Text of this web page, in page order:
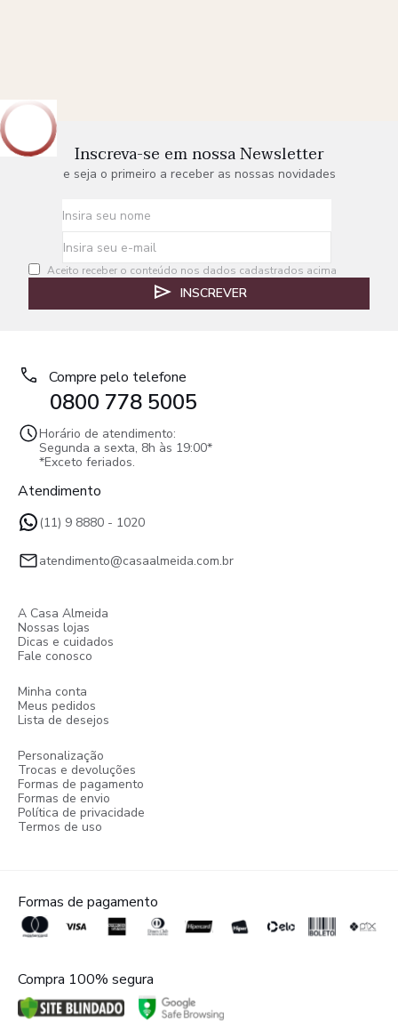
Inscreva-se em nossa Newsletter
e seja o primeiro a receber as nossas novidades
Aceito receber o conteúdo nos dados cadastrados acima
INSCREVER
Compre pelo telefone
0800 778 5005
Horário de atendimento:
Segunda a sexta, 8h às 19:00*
*Exceto feriados.
Atendimento
(11) 9 8880 - 1020
atendimento@casaalmeida.com.br
A Casa Almeida
Nossas lojas
Dicas e cuidados
Fale conosco
Minha conta
Meus pedidos
Lista de desejos
Personalização
Trocas e devoluções
Formas de pagamento
Formas de envio
Política de privacidade
Termos de uso
Formas de pagamento
Compra 100% segura